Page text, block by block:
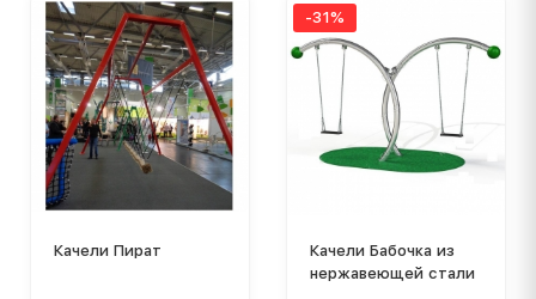
Качели Пират
-31%
Качели Бабочка из
нержавеющей стали